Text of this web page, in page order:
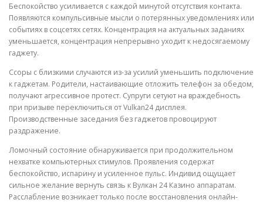
Беспокойство усиливается с каждой минутой отсутствия контакта.
Появляются компульсивные мысли о потерянных уведомлениях или
событиях в соцсетях сетях. Концентрация на актуальных заданиях
уменьшается, концентрация непрерывно уходит к недосягаемому
гаджету.
Ссоры с близкими случаются из-за усилий уменьшить подключение
к гаджетам. Родители, настаивающие отложить телефон за обедом,
получают агрессивное протест. Супруги сетуют на враждебность
при призыве переключиться от Vulkan24 дисплея.
Производственные заседания без гаджетов провоцируют
раздражение.
Ломочный состояние обнаруживается при продолжительном
нехватке компьютерных стимулов. Проявления содержат
беспокойство, испарину и усиленное пульс. Индивид ощущает
сильное желание вернуть связь к Вулкан 24 Казино аппаратам.
Расслабление возникает только после восстановления онлайн-